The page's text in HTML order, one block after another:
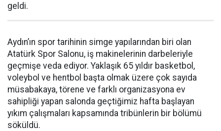
geldi.
Aydın’ın spor tarihinin simge yapılarından biri olan
Atatürk Spor Salonu, iş makinelerinin darbeleriyle
geçmişe veda ediyor. Yaklaşık 65 yıldır basketbol,
voleybol ve hentbol başta olmak üzere çok sayıda
müsabakaya, törene ve farklı organizasyona ev
sahipliği yapan salonda geçtiğimiz hafta başlayan
yıkım çalışmaları kapsamında tribünlerin bir bölümü
söküldü.